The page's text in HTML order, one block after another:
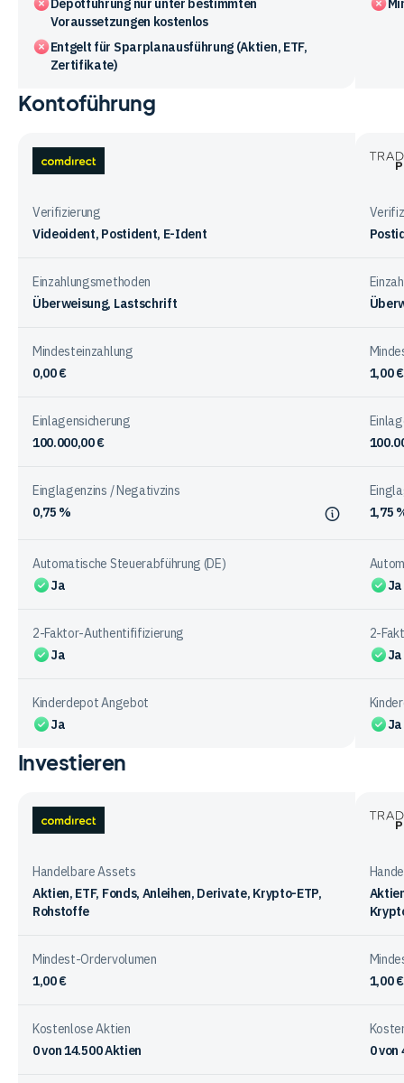
Depotführung nur unter bestimmten
Voraussetzungen kostenlos
Entgelt für Sparplanausführung (Aktien, ETF,
Zertifikate)
Vergleichstabelle
den
Vorteile
Nachteile
der
Kontoführung
Verifizierung
Videoident, Postident, E-Ident
Einzahlungsmethoden
Überweisung, Lastschrift
Mindesteinzahlung
0,00 €
1,00 €
Einlagensicherung
100.000,00 €
Einglagenzins / Negativzins
0,75 %
1,75
Automatische Steuerabführung (DE)
Ja
Ja
2-Faktor-Authentififizierung
Ja
2-
Ja
Kinderdepot Angebot
Ja
Ja
Vergleichstabelle
Kontoführung
Anbietern
Investieren
Handelbare Assets
Aktien, ETF, Fonds, Anleihen, Derivate, Krypto-ETP,
Rohstoffe
Mindest-Ordervolumen
1,00 €
1,00 €
Kostenlose Aktien
0von14.500Aktien
0von